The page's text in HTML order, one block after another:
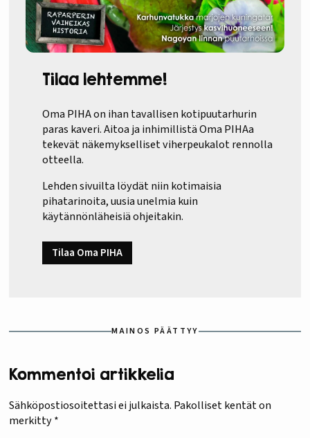
Tilaa lehtemme!
Oma PIHA on ihan tavallisen kotipuutarhurin
paras kaveri. Aitoa ja inhimillistä Oma PIHAa
tekevät näkemykselliset viherpeukalot rennolla
otteella.
Lehden sivuilta löydät niin kotimaisia
pihatarinoita, uusia unelmia kuin
käytännönläheisiä ohjeitakin.
Tilaa Oma PIHA
MAINOS PÄÄTTYY
Kommentoi artikkelia
Sähköpostiosoitettasi ei julkaista. Pakolliset kentät on
merkitty*